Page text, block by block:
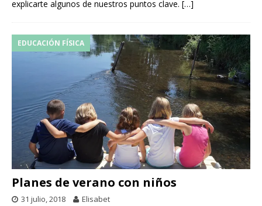
explicarte algunos de nuestros puntos clave. […]
EDUCACIÓN FÍSICA
Planes de verano con niños
31 julio, 2018 Elisabet